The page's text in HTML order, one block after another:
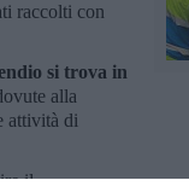
raccolti con
si trova in
alla
attività di
il